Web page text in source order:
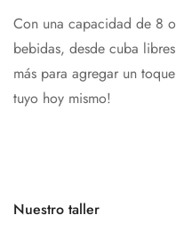
Con una capacidad de 8
bebidas, desde cuba
más para agregar un
tuyo hoy mismo!
Nuestro taller